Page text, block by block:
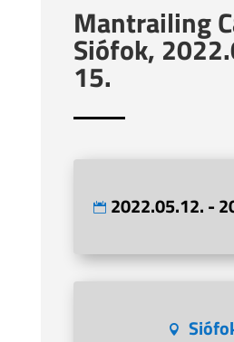
Mantrailing
Siófok,
15.
2022.05.12. -